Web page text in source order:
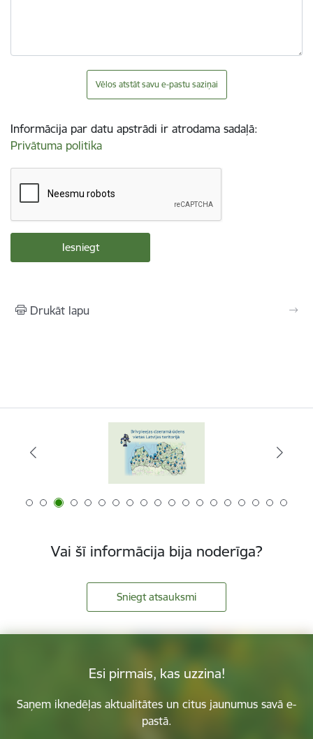
Vēlos atstāt savu e-pastu saziņai
Informācija par datu apstrādi ir atrodama sadaļā:
Privātuma politika
Drukāt lapu
Vai šī informācija bija noderīga?
Sniegt atsauksmi
Esi pirmais, kas uzzina!
Saņem iknedēļas aktualitātes un citus jaunumus savā e-
pastā.